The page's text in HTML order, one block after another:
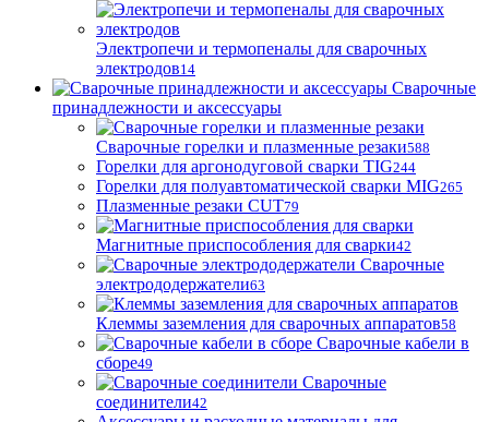
Электропечи и термопеналы для сварочных
электродов14
Сварочные
принадлежности и аксессуары
Сварочные горелки и плазменные резаки588
Горелки для аргонодуговой сварки TIG244
Горелки для полуавтоматической сварки MIG265
Плазменные резаки CUT79
Магнитные приспособления для сварки42
Сварочные
электрододержатели63
Клеммы заземления для сварочных аппаратов58
Сварочные кабели в
сборе49
Сварочные
соединители42